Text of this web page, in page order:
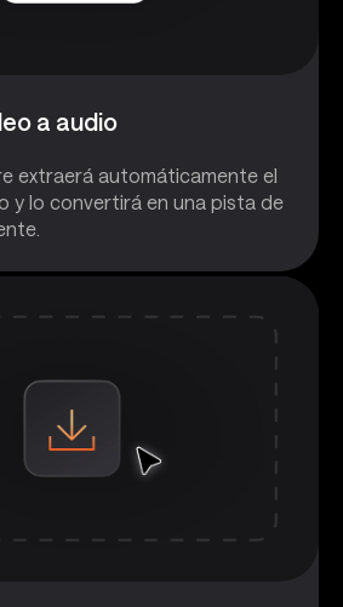
a audio
extraerá automáticamente el
y lo convertirá en una pista de